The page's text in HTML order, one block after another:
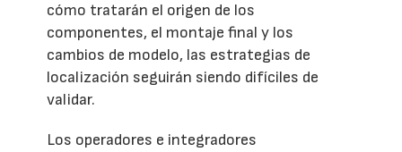
cómo tratarán el origen de los
componentes, el montaje final y los
cambios de modelo, las estrategias de
localización seguirán siendo difíciles de
validar.
Los operadores e integradores